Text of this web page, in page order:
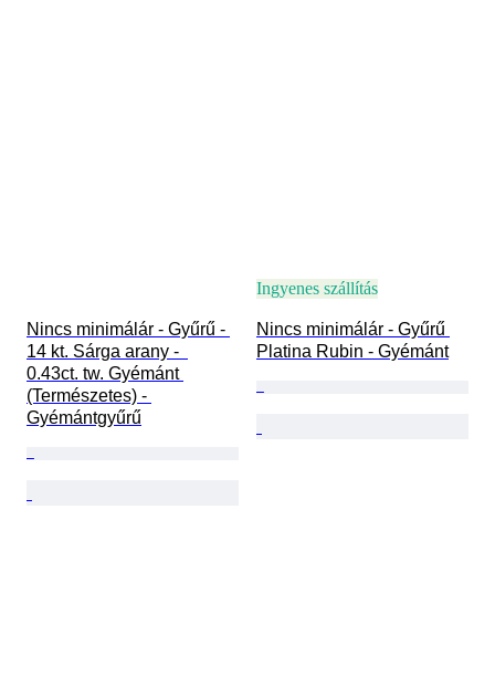
Nincs minimálár - Gyűrű -
14 kt. Sárga arany -
0.43ct. tw. Gyémánt
(Természetes) -
Gyémántgyűrű
Ingyenes szállítás
Nincs minimálár - Gyűrű
Platina Rubin - Gyémánt